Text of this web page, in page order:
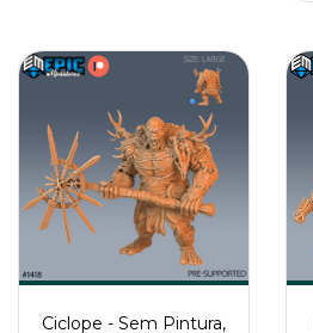
Ciclope - Sem Pintura,